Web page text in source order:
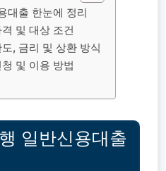
대출 한눈에 정리
및 대상 조건
, 금리 및 상환 방식
및 이용 방법
일반신용대출